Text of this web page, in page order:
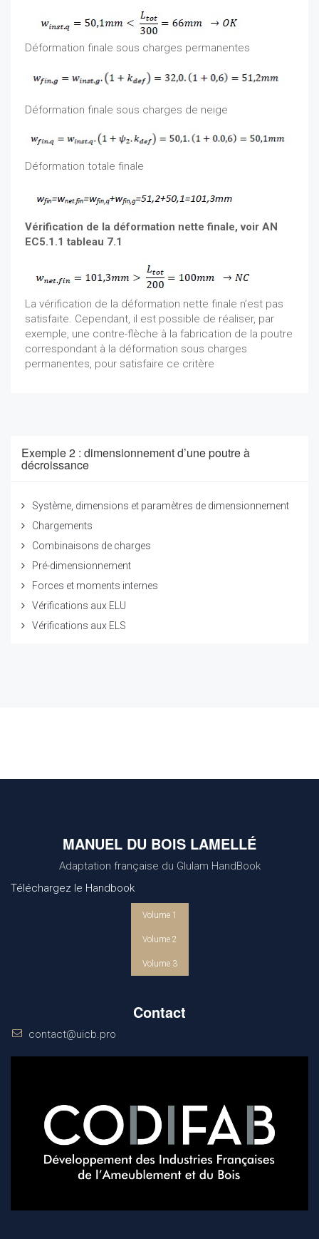
Déformation finale sous charges permanentes
Déformation finale sous charges de neige
Déformation totale finale
Vérification de la déformation nette finale, voir AN
EC5.1.1 tableau 7.1
La vérification de la déformation nette finale n’est pas
satisfaite. Cependant, il est possible de réaliser, par
exemple, une contre-flèche à la fabrication de la poutre
correspondant à la déformation sous charges
permanentes, pour satisfaire ce critère
Exemple 2 : dimensionnement d’une poutre à
décroissance
Système, dimensions et paramètres de dimensionnement
Chargements
Combinaisons de charges
Pré-dimensionnement
Forces et moments internes
Vérifications aux ELU
Vérifications aux ELS
MANUEL DU BOIS LAMELLÉ
Adaptation française du Glulam HandBook
Téléchargez le Handbook
Volume 1
Volume 2
Volume 3
Contact
contact@uicb.pro